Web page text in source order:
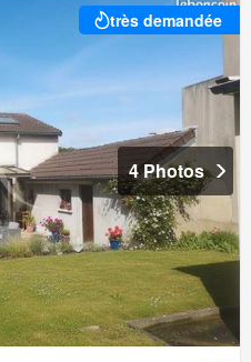
très demandée
4 Photos